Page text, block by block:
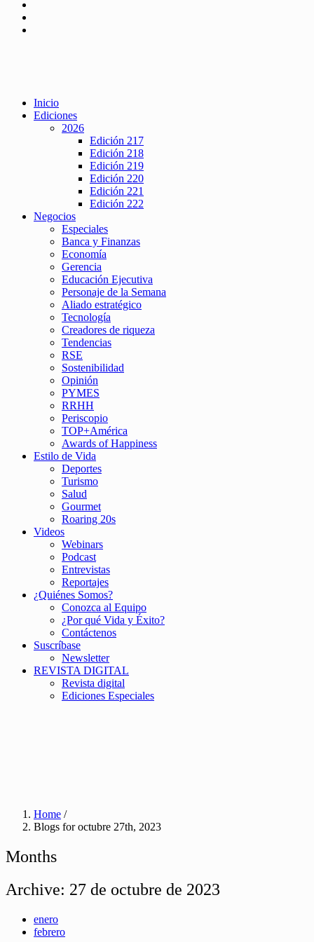
Inicio
Ediciones
2026
Edición 217
Edición 218
Edición 219
Edición 220
Edición 221
Edición 222
Negocios
Especiales
Banca y Finanzas
Economía
Gerencia
Educación Ejecutiva
Personaje de la Semana
Aliado estratégico
Tecnología
Creadores de riqueza
Tendencias
RSE
Sostenibilidad
Opinión
PYMES
RRHH
Periscopio
TOP+América
Awards of Happiness
Estilo de Vida
Deportes
Turismo
Salud
Gourmet
Roaring 20s
Videos
Webinars
Podcast
Entrevistas
Reportajes
¿Quiénes Somos?
Conozca al Equipo
¿Por qué Vida y Éxito?
Contáctenos
Suscríbase
Newsletter
REVISTA DIGITAL
Revista digital
Ediciones Especiales
Home /
Blogs for octubre 27th, 2023
Months
Archive: 27 de octubre de 2023
enero
febrero